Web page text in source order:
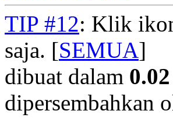
TIP #12: Klik
saja. [SEMUA]
dibuat dalam 0.02
dipersembahkan